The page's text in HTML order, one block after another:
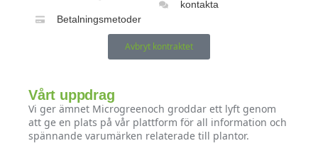
Betalningsmetoder
kontakta
Avbryt kontraktet
Vårt uppdrag
Vi ger ämnet Microgreenoch groddar ett lyft genom
att ge en plats på vår plattform för all information och
spännande varumärken relaterade till plantor.